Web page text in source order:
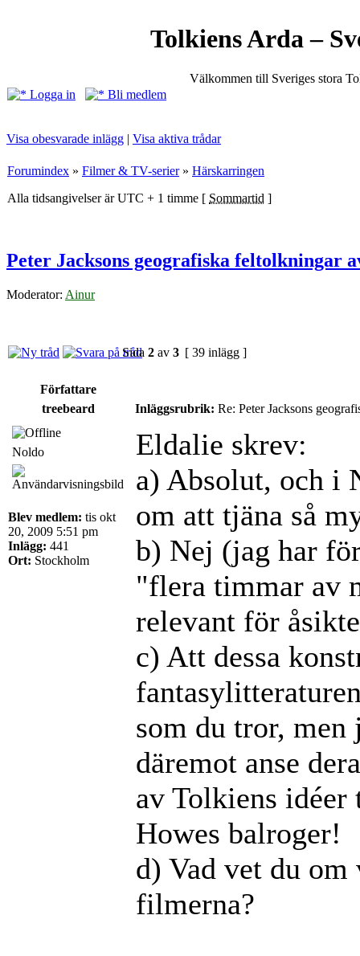
Tolkiens Arda –
Välkommen till Sveriges stora
Logga in
Bli medlem
Visa obesvarade inlägg | Visa aktiva trådar
Forumindex » Filmer & TV-serier» Härskarringen
Alla tidsangivelser är UTC + 1 timme [ Sommartid ]
Peter Jacksons geografiska feltolkningar
Moderator: Ainur
Sida 2 av 3 [ 39 inlägg ]
Författare
treebeard
Inläggsrubrik: Re: Peter Jacksons
Noldo
Blev medlem: tis okt
20, 2009 5:51 pm
Inlägg: 441
Ort: Stockholm
Eldalie skrev:
a) Absolut, och i
om att tjäna så
b) Nej (jag har
"flera timmar av
relevant för
c) Att dessa
som du tror,
däremot anse
av Tolkiens
Howes balroger!
d) Vad vet du
filmerna?